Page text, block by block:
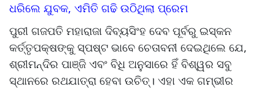
ଧରିଲେ ଯୁବକ, ଏମିତି ଗଢି ଉଠିଥିଲା ପ୍ରେମ
ପୁରୀ ଗଜପତି ମହାରାଜା ଦିବ୍ୟସିଂହ ଦେବ ପୂର୍ବରୁ ଇସ୍କନ
କର୍ତ୍ତୃପକ୍ଷଙ୍କୁ ସ୍ପଷ୍ଟ ଭାବେ ଚେତାବନୀ ଦେଇଥିଲେ ଯେ,
ଶ୍ରୀମନ୍ଦିର ପାଞ୍ଜି ଏବଂ ବିଧି ଅନୁସାରେ ହିଁ ବିଶ୍ୱର ସବୁ
ସ୍ଥାନରେ ରଥଯାତ୍ରା ହେବା ଉଚିତ୍। ଏହା ଏକ ଗମ୍ଭୀର